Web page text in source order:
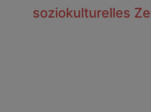
soziokulturelles